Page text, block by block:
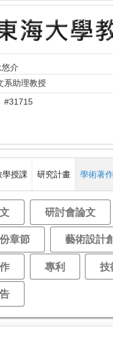
介
系助理教授
#31715
學授課 研究計畫 學術著作
研討會論文
章節 藝術設計
專利 技